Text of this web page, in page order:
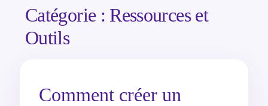
Catégorie : Ressources et
Outils
Comment créer un